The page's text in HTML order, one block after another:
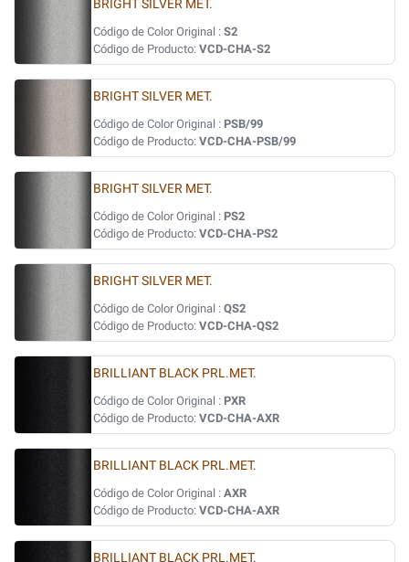
BRIGHT SILVER MET.
Código de Color Original : S2
Código de Producto: VCD-CHA-S2
BRIGHT SILVER MET.
Código de Color Original : PSB/99
Código de Producto: VCD-CHA-PSB/99
BRIGHT SILVER MET.
Código de Color Original : PS2
Código de Producto: VCD-CHA-PS2
BRIGHT SILVER MET.
Código de Color Original : QS2
Código de Producto: VCD-CHA-QS2
BRILLIANT BLACK PRL.MET.
Código de Color Original : PXR
Código de Producto: VCD-CHA-AXR
BRILLIANT BLACK PRL.MET.
Código de Color Original : AXR
Código de Producto: VCD-CHA-AXR
BRILLIANT BLACK PRL.MET.